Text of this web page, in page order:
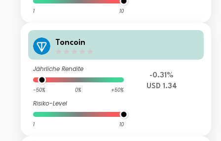
1 10
Toncoin
Jährliche Rendite
-50% 0% +50%
Risiko-Level
1 10
-0.31%
USD 1.34